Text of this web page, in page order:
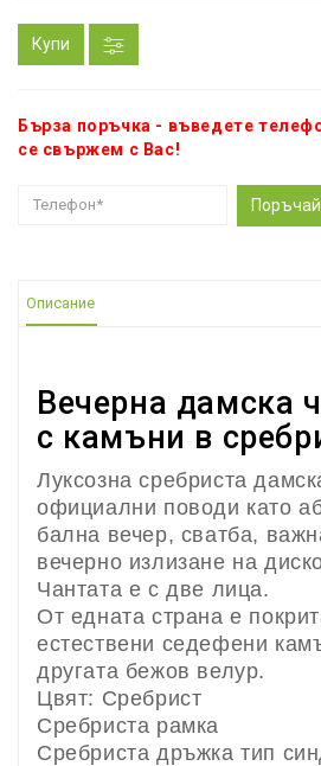
Купи
Бърза поръчка - въведете
се свържем с Вас!
Поръчай
Описание
Вечерна дамска
с камъни в
Луксозна сребриста
официални поводи като
бална вечер, сватба,
вечерно излизане на
Чантата е с две лица.
От едната страна е
естествени седефени
другата бежов велур.
Цвят: Сребрист
Сребриста рамка
Сребриста дръжка тип